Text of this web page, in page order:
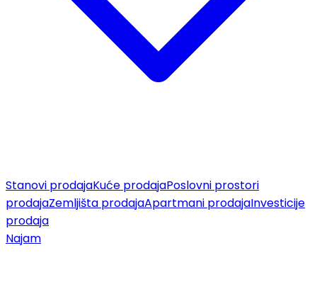
Stanovi prodajaKuće prodajaPoslovni prostori
prodajaZemljišta prodajaApartmani prodajaInvesticije
prodaja
Najam